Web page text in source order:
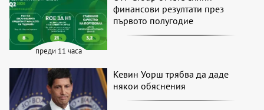
преди 11 часа
финансови резултати през
първото полугодие
Кевин Уорш трябва да даде
някои обяснения